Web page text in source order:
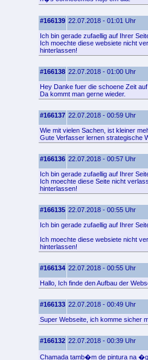
#166139 22.07.2018 - 01:01 Uhr
Ich bin gerade zufaellig auf Ihrer
Ich moechte diese websiete nicht
hinterlassen!
#166138 22.07.2018 - 01:00 Uhr
Hey Danke fuer die schoene Zeit
Da kommt man gerne wieder.
#166137 22.07.2018 - 00:59 Uhr
Wie mit vielen Sachen, ist kleiner
Gute Verfasser lernen strategische
#166136 22.07.2018 - 00:57 Uhr
Ich bin gerade zufaellig auf Ihrer
Ich moechte diese Seite nicht
hinterlassen!
#166135 22.07.2018 - 00:55 Uhr
Ich bin gerade zufaellig auf Ihrer
Ich moechte diese websiete nicht
hinterlassen!
#166134 22.07.2018 - 00:55 Uhr
Hallo, Ich finde den Aufbau der
#166133 22.07.2018 - 00:49 Uhr
Super Webseite, ich komme sicher
#166132 22.07.2018 - 00:39 Uhr
Chamada tamb�m de pintura na